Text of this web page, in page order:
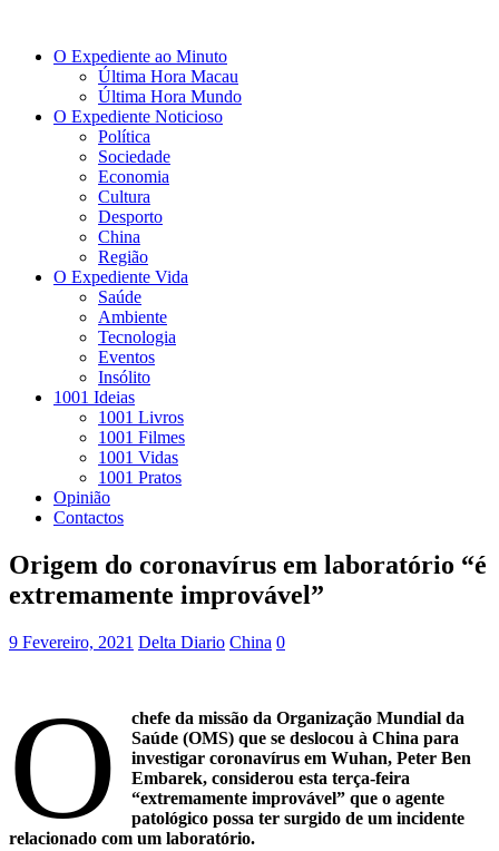
O Expediente ao Minuto
Última Hora Macau
Última Hora Mundo
O Expediente Noticioso
Política
Sociedade
Economia
Cultura
Desporto
China
Região
O Expediente Vida
Saúde
Ambiente
Tecnologia
Eventos
Insólito
1001 Ideias
1001 Livros
1001 Filmes
1001 Vidas
1001 Pratos
Opinião
Contactos
Origem do coronavírus em laboratório “é
extremamente improvável”
9 Fevereiro, 2021 Delta Diario China 0
O
chefe da missão da Organização Mundial da
Saúde (OMS) que se deslocou à China para
investigar coronavírus em Wuhan, Peter Ben
Embarek, considerou esta terça-feira
“extremamente improvável” que o agente
patológico possa ter surgido de um incidente
relacionado com um laboratório.